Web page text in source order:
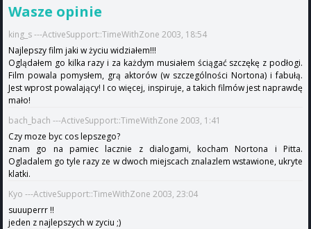
Wasze opinie
king_s ---ActiveSupport::TimeWithZone 2003, 18:54
Najlepszy film jaki w życiu widziałem!!!
Oglądałem go kilka razy i za każdym musiałem ściągać szczękę z podłogi.
Film powala pomysłem, grą aktorów (w szczególności Nortona) i fabułą.
Jest wprost powalający! I co więcej, inspiruje, a takich filmów jest naprawdę
mało!
bach_bach ---ActiveSupport::TimeWithZone 2003, 1:41
Czy moze byc cos lepszego?
znam go na pamiec lacznie z dialogami, kocham Nortona i Pitta.
Ogladalem go tyle razy ze w dwoch miejscach znalazlem wstawione, ukryte
klatki.
Kyo ---ActiveSupport::TimeWithZone 2003, 23:04
suuuperrr !!
jeden z najlepszych w zyciu ;)